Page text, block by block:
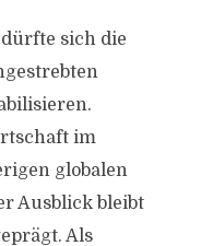
sich die
im
globalen
Ausblick bleibt
Als